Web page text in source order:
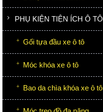
PHỤ KIỆN TIỆN ÍCH Ô TÔ
Gối tựa đầu xe ô tô
Móc khóa xe ô tô
Bao da chìa khóa xe ô tô